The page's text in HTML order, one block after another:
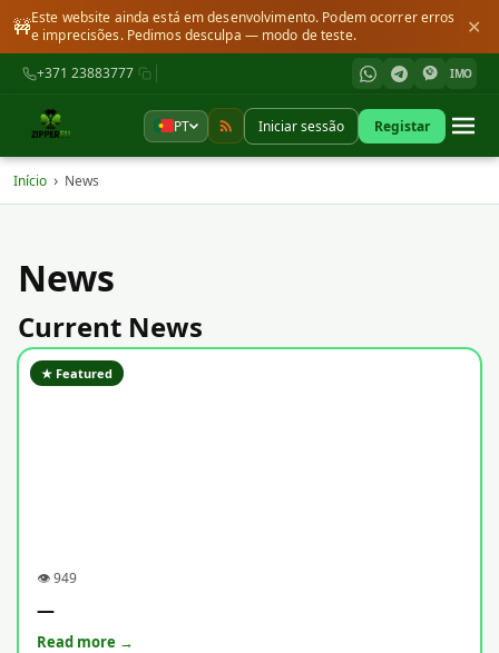
🚧Este website ainda está em desenvolvimento. Podem ocorrer erros
e imprecisões. Pedimos desculpa — modo de teste.
✕
+371 23883777 IMO
PT Iniciar sessão Registar
Início › News
News
Current News
★ Featured
👁 949
—
Read more →